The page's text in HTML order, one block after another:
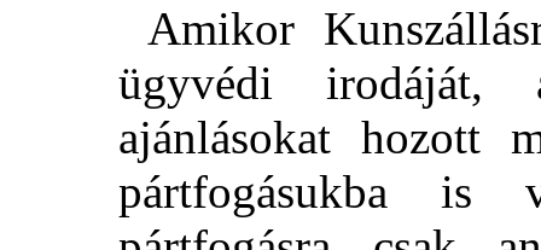
Amikor
ügyvédi
ajánlásokat hozott
pártfogásukba is